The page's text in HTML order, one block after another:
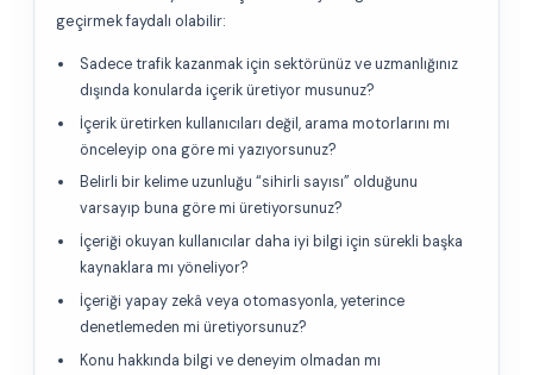
geçirmek faydalı olabilir:
Sadece trafik kazanmak için sektörünüz ve uzmanlığınız
dışında konularda içerik üretiyor musunuz?
İçerik üretirken kullanıcıları değil, arama motorlarını mı
önceleyip ona göre mi yazıyorsunuz?
Belirli bir kelime uzunluğu “sihirli sayısı” olduğunu
varsayıp buna göre mi üretiyorsunuz?
İçeriği okuyan kullanıcılar daha iyi bilgi için sürekli başka
kaynaklara mı yöneliyor?
İçeriği yapay zekâ veya otomasyonla, yeterince
denetlemeden mi üretiyorsunuz?
Konu hakkında bilgi ve deneyim olmadan mı